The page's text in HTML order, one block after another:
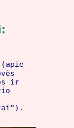
(apie
ir